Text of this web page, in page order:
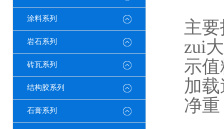
涂料系列
岩石系列
砖瓦系列
结构胶系列
石膏系列
主
zui
示
加
净